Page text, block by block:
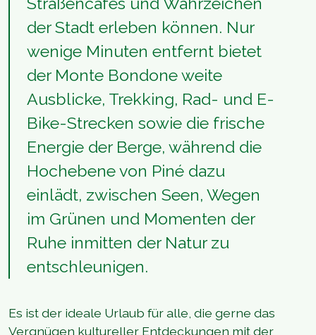
der Stadt erleben können. Nur
wenige Minuten entfernt bietet
der Monte Bondone weite
Ausblicke, Trekking, Rad- und E-
Bike-Strecken sowie die frische
Energie der Berge, während die
Hochebene von Piné dazu
einlädt, zwischen Seen, Wegen
im Grünen und Momenten der
Ruhe inmitten der Natur zu
entschleunigen.
Es ist der ideale Urlaub für alle, die gerne das
Vergnügen kultureller Entdeckungen mit der